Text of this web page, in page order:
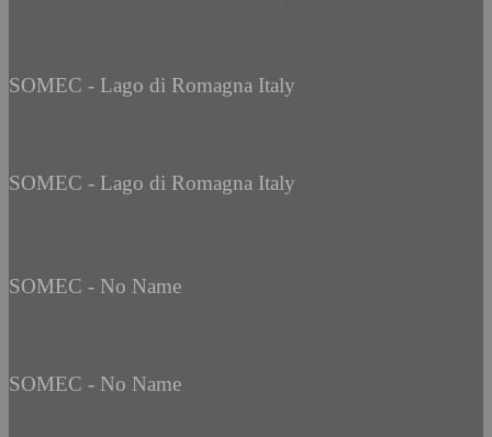
SOMEC - Lago di Romagna Italy
SOMEC - Lago di Romagna Italy
SOMEC - No Name
SOMEC - No Name